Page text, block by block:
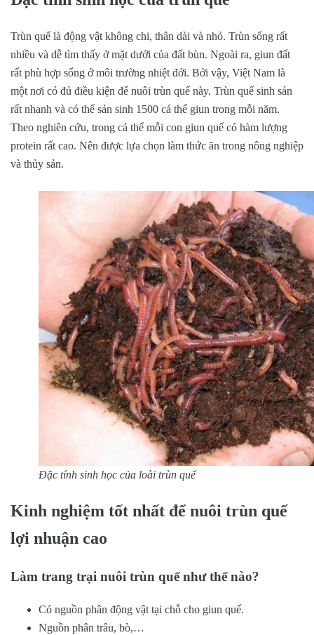
Trùn quế là động vật không chi, thân dài và nhỏ. Trùn sống rất
nhiều và dễ tìm thấy ở mặt dưới của đất bùn. Ngoài ra, giun đất
rất phù hợp sống ở môi trường nhiệt đới. Bởi vậy, Việt Nam là
một nơi có đủ điều kiện để nuôi trùn quế này. Trùn quế sinh sản
rất nhanh và có thể sản sinh 1500 cá thể giun trong mỗi năm.
Theo nghiên cứu, trong cá thể mỗi con giun quế có hàm lượng
protein rất cao. Nên được lựa chọn làm thức ăn trong nông nghiệp
và thủy sản.
Đặc tính sinh học của loài trùn quế
Kinh nghiệm tốt nhất để nuôi trùn quế
lợi nhuận cao
Làm trang trại nuôi trùn quế như thế nào?
Có nguồn phân động vật tại chỗ cho giun quế.
Nguồn phân trâu, bò,…